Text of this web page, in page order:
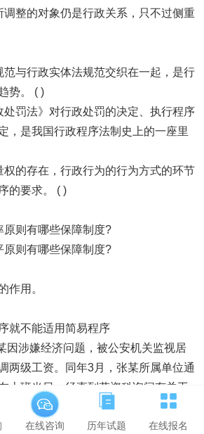
调整的对象仍是行政关系，只不过侧重
范与行政实体法规范交织在一起，是行
势。 ( )
处罚法》对行政处罚的决定、执行程序
，是我国行政程序法制史上的一座里
权的存在，行政行为的行为方式的环节
的要求。 ( )
原则有哪些保障制度?
原则有哪些保障制度?
作用。
就不能适用简易程序
因涉嫌经济问题，被公安机关监视居
两级工资。同年3月，张某所属单位通
上班当日，径直到劳资科询问有关工
科主管人员薛某发生争执。期间，张
对薛某推推搡搡，严重扰乱了工作秩
在线咨询 历年试题 在线报名